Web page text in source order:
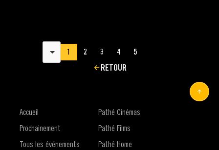
RETOUR
Résultats par page
1 2 3 4 5
Accueil
Prochainement
Tous les événements
Pathé Cinémas
Pathé Films
Pathé Home